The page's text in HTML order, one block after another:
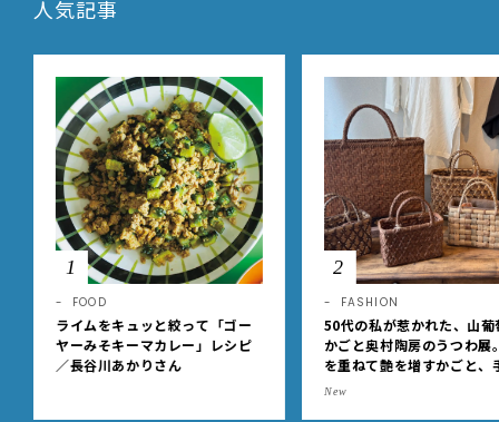
人気記事
1
FOOD
ライムをキュッと絞って「ゴー
ヤーみそキーマカレー」レシピ
／長谷川あかりさん
2
FASHION
50代の私が惹かれた、山葡
かごと奥村陶房のうつわ展
を重ねて艶を増すかごと、
事の美しさに出会いました
New